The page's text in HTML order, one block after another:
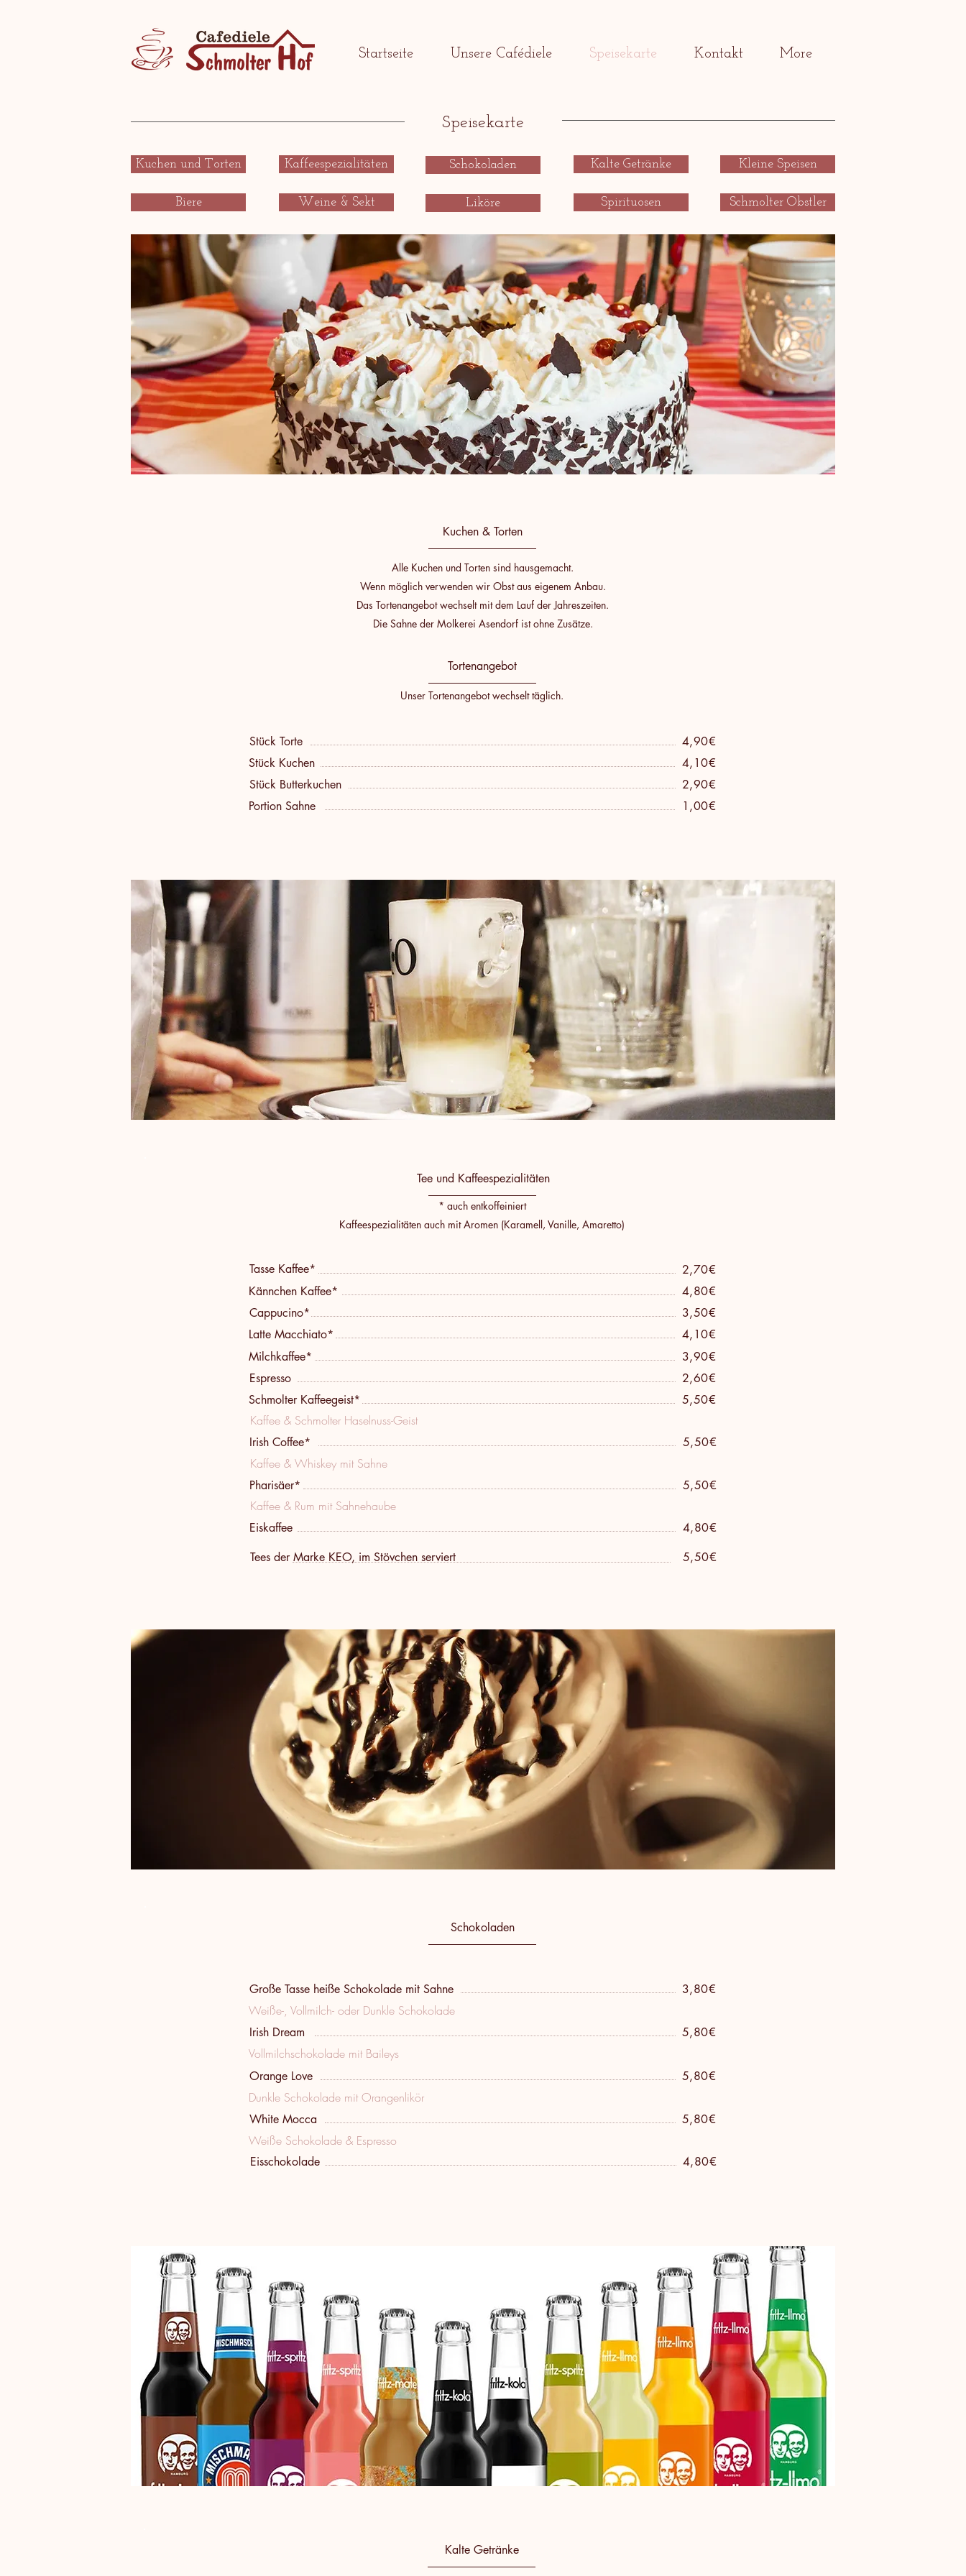
Startseite Unsere Cafédiele Speisekarte Kontakt More
Speisekarte
Kuchen und Torten
Biere
Kaffeespezialitäten
Weine & Sekt
Schokoladen
Liköre
Kalte Getränke
Spirituosen
Kleine Speisen
Schmolter Obstler
Kuchen & Torten
Alle Kuchen und Torten sind hausgemacht.
Wenn möglich verwenden wir Obst aus eigenem Anbau.
Das Tortenangebot wechselt mit dem Lauf der Jahreszeiten.
Die Sahne der Molkerei Asendorf ist ohne Zusätze.
Tortenangebot
Unser Tortenangebot wechselt täglich.
Stück Torte
4,90€
4,10€
Stück Kuchen
Stück Butterkuchen
2,90€
1,00€
Portion Sahne
Tee und Kaffeespezialitäten
* auch entkoffeiniert
Kaffeespezialitäten auch mit Aromen (Karamell, Vanille, Amaretto)
Tasse Kaffee*
2,70€
4,80€
Kännchen Kaffee*
Cappucino*
3,50€
4,10€
Latte Macchiato*
3,90€
Milchkaffee*
Espresso
2,60€
5,50€
Schmolter Kaffeegeist*
Kaffee & Schmolter Haselnuss-Geist
5,50€
Irish Coffee*
Kaffee & Whiskey mit Sahne
5,50€
Pharisäer*
Kaffee & Rum mit Sahnehaube
4,80€
Eiskaffee
Tees der Marke KEO, im Stövchen serviert
5,50€
Schokoladen
Große Tasse heiße Schokolade mit Sahne 3,80€
Weiße-, Vollmilch- oder Dunkle Schokolade
Irish Dream 5,80€
Vollmilchschokolade mit Baileys
Orange Love 5,80€
Dunkle Schokolade mit Orangenlikör
White Mocca 5,80€
Weiße Schokolade & Espresso
Eisschokolade 4,80€
Kalte Getränke